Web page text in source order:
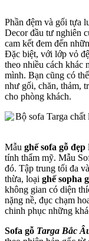
Phần đệm và gối tựa
Decor đầu tư nghiên
cam kết đem đến
Đặc biệt, với lớp vỏ
theo nhiều cách khác
mình. Bạn cũng có
như gối, chăn, thảm,
cho phòng khách.
Mẫu ghế sofa gỗ đẹp
tính thẩm mỹ. Mẫu
đó. Tập trung tối đa
thừa, loại ghế sopha
không gian có diện
nặng nề, đục chạm
chinh phục những
Sofa gỗ Targa Bắc